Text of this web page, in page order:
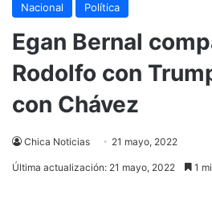
Nacional Política
Egan Bernal
Rodolfo con
con Chávez
Chica Noticias 21 mayo, 2022
Última actualización: 21 mayo, 2022 1